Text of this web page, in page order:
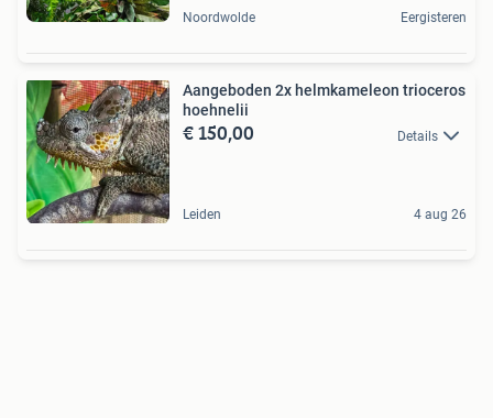
Noordwolde Eergisteren
Aangeboden 2x helmkameleon trioceros
hoehnelii
€ 150,00 Details
Leiden 4 aug 26